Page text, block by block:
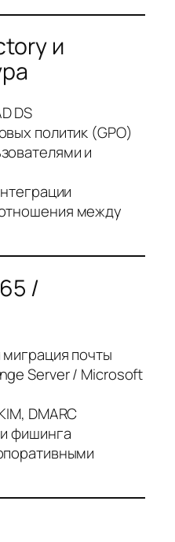
и
DS
политик (GPO)
и
между
/
почты
Server / Microsoft
DMARC
фишинга